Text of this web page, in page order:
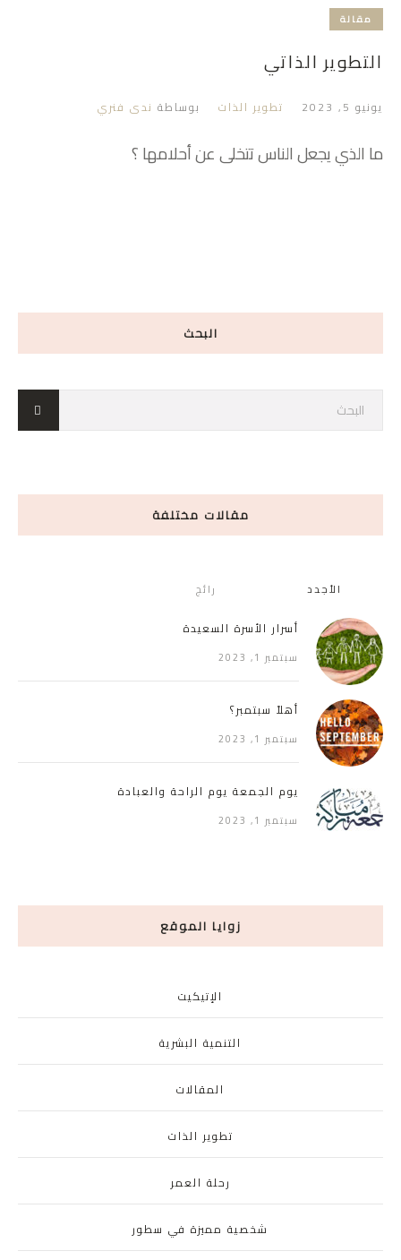
مقالة
التطوير الذاتي
يونيو 5, 2023 تطوير الذات بوساطة ندى فنري
ما الذي يجعل الناس تتخلى عن أحلامها ؟
البحث
مقالات مختلفة
الأجدد رائج
أسرار الأسرة السعيدة
سبتمبر 1, 2023
أهلاً سبتمبر؟
سبتمبر 1, 2023
يوم الجمعة يوم الراحة والعبادة
سبتمبر 1, 2023
زوايا الموقع
الإتيكيت
التنمية البشرية
المقالات
تطوير الذات
رحلة العمر
شخصية مميزة في سطور